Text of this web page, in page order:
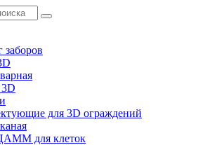
заборов
для 3D ограждений
для клеток